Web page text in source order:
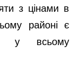
з цінами в
районі є
у всьому